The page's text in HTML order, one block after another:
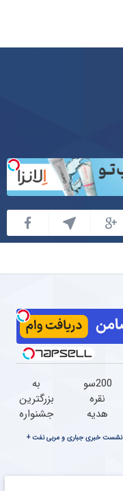
200سوت
نقره
هدیه
اولین
با هر
به
بزرگترین
جشنواره
تهران
اومدید!
نشست خبری جباری و مربی نفت +